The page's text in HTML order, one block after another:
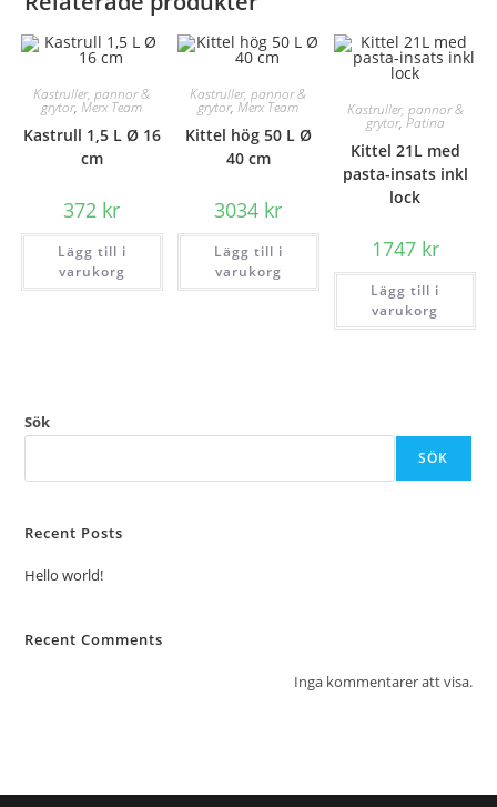
Kastruller, pannor &
grytor,Merx Team
Kastrull 1,5 L Ø 16
cm
372 kr
Lägg till i
varukorg
Kastruller, pannor &
grytor,Merx Team
Kittel hög 50 L Ø
40 cm
3034 kr
Lägg till i
varukorg
Kastruller, pannor &
grytor,Patina
Kittel 21L med
pasta-insats inkl
lock
1747 kr
Lägg till i
varukorg
Sök
SÖK
Recent Posts
Hello world!
Recent Comments
Inga kommentarer att visa.